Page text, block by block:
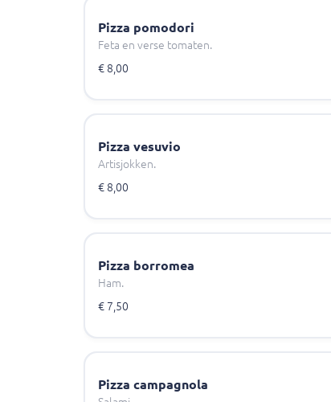
Pizza pomodori
Feta en verse tomaten.
€ 8,00
Pizza vesuvio
Artisjokken.
€ 8,00
Pizza borromea
Ham.
€ 7,50
Pizza campagnola